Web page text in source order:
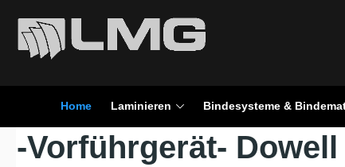
Zur Suche springen
Home Laminieren Bindesysteme &
-Vorführgerät-